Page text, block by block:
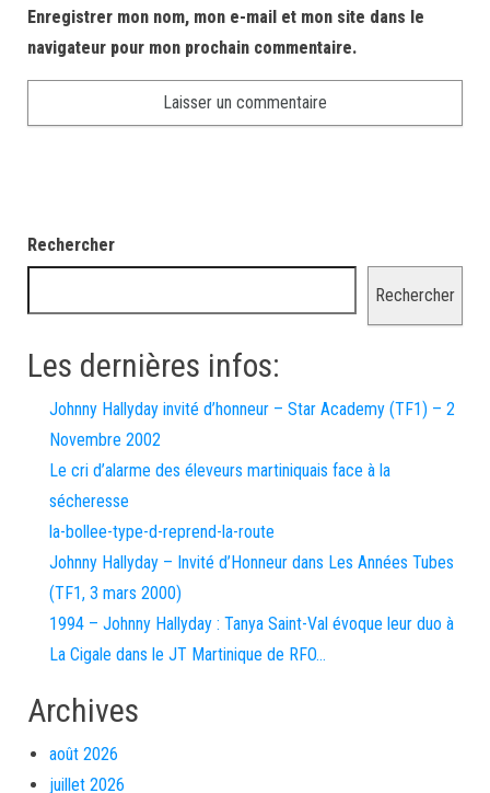
Enregistrer mon nom, mon e-mail et mon site dans le
navigateur pour mon prochain commentaire.
Rechercher
Rechercher
Les dernières infos:
Johnny Hallyday invité d’honneur – Star Academy (TF1) – 2
Novembre 2002
Le cri d’alarme des éleveurs martiniquais face à la
sécheresse
la-bollee-type-d-reprend-la-route
Johnny Hallyday – Invité d’Honneur dans Les Années Tubes
(TF1, 3 mars 2000)
1994 – Johnny Hallyday : Tanya Saint-Val évoque leur duo à
La Cigale dans le JT Martinique de RFO…
Archives
août 2026
juillet 2026